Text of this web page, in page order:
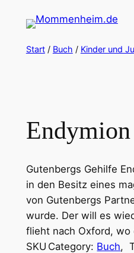
Inhalt
springen
Start/ Buch / Kinder und
Gutenbergs Gehilfe
in den Besitz eines
von Gutenbergs
wurde. Der will es
flieht nach Oxford,
SKU Category: Buch